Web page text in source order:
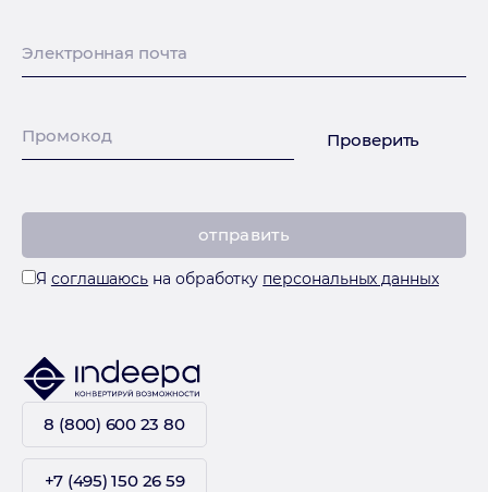
Электронная почта
Промокод Проверить
Я соглашаюсь на обработку персональных данных
8 (800) 600 23 80
+7 (495) 150 26 59